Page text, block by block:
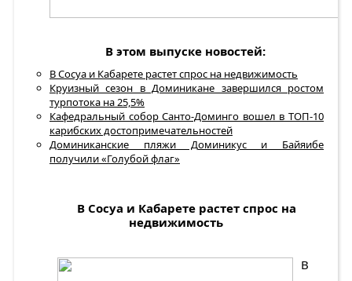
В этом выпуске новостей:
В Сосуа и Кабарете растет спрос на недвижимость
Круизный сезон в Доминикане завершился ростом
турпотока на 25,5%
Кафедральный собор Санто-Доминго вошел в ТОП-10
карибских достопримечательностей
Доминиканские пляжи Доминикус и Байяибе
получили «Голубой флаг»
В Сосуа и Кабарете растет спрос на
недвижимость
В